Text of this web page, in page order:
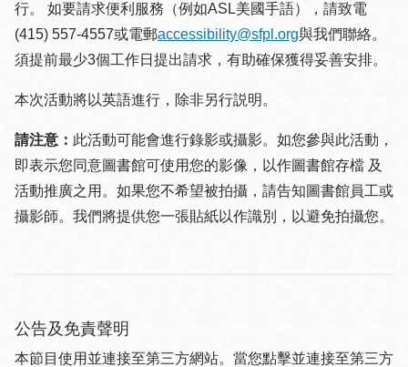
行。 如要請求便利服務（例如ASL美國手語），請致電
(415) 557-4557或電郵accessibility@sfpl.org與我們聯絡。
須提 前最少3個工作日提出請求，有助確保獲得妥善安排。
本次活動將以英語進行，除非另行説明。
請注意： 此活動可能會進行錄影或攝影。如您參與此活動，
即表示您同意圖書館可使用您的影像，以作圖書館存檔 及
活動推廣之用。如果您不希望被拍攝，請告知圖書館員工或
攝影師。我們將提供您一張貼紙以作識別，以避免拍攝您。
公告及免責聲明
本節目使用並連接至第三方網站。當您點擊並連接至第三方